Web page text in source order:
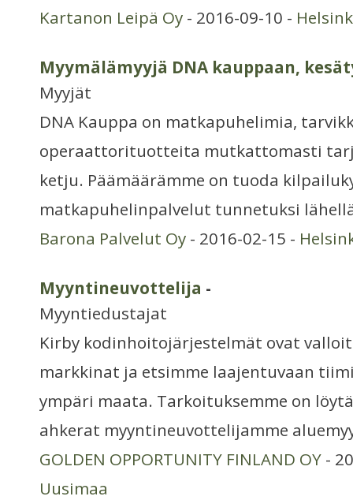
Kartanon Leipä Oy - 2016-09-10 -
Myymälämyyjä DNA kauppaan,
Myyjät
DNA Kauppa on matkapuhelimia,
operaattorituotteita mutkattomasti
ketju. Päämäärämme on tuoda
matkapuhelinpalvelut tunnetuksi
Barona Palvelut Oy - 2016-02-15 -
Myyntineuvottelija -
Myyntiedustajat
Kirby kodinhoitojärjestelmät ovat
markkinat ja etsimme laajentuvaan
ympäri maata. Tarkoituksemme on
ahkerat myyntineuvottelijamme
GOLDEN OPPORTUNITY FINLAND OY -
Uusimaa